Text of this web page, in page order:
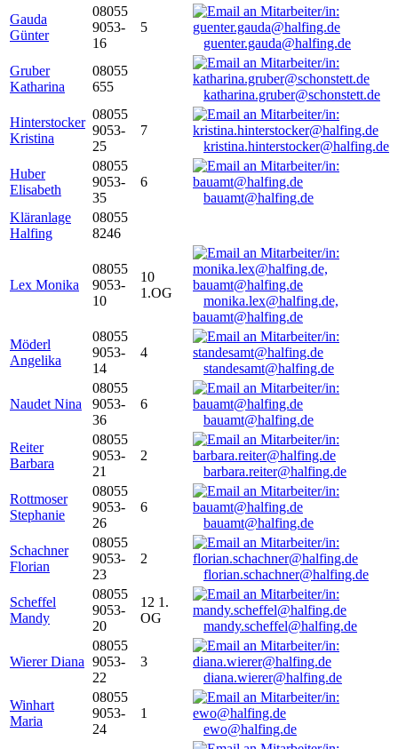
Gauda
Günter
08055
9053-
16
5
guenter.gauda@halfing.de
Gruber
Katharina
08055
655
katharina.gruber@schonstett.de
Hinterstocker
Kristina
08055
9053-
25
7
kristina.hinterstocker@halfing.de
Huber
Elisabeth
08055
9053-
35
6
bauamt@halfing.de
Kläranlage
Halfing
08055
8246
Lex Monika
08055
9053-
10
10
1.OG
monika.lex@halfing.de,
bauamt@halfing.de
Möderl
Angelika
08055
9053-
14
4
standesamt@halfing.de
Naudet Nina
08055
9053-
36
6
bauamt@halfing.de
Reiter
Barbara
08055
9053-
21
2
barbara.reiter@halfing.de
Rottmoser
Stephanie
08055
9053-
26
6
bauamt@halfing.de
Schachner
Florian
08055
9053-
23
2
florian.schachner@halfing.de
Scheffel
Mandy
08055
9053-
20
12 1.
OG
mandy.scheffel@halfing.de
Wierer Diana
08055
9053-
22
3
diana.wierer@halfing.de
Winhart
Maria
08055
9053-
24
1
ewo@halfing.de